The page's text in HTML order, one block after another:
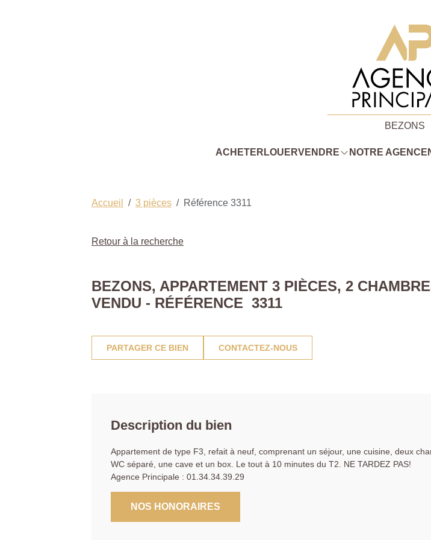
BEZONS
ACHETER LOUERVENDRE NOTRE AGENCE
Accueil 3 pièces Référence 3311
Retour à la recherche
BEZONS, APPARTEMENT 3 PIÈCES, 2
VENDU - RÉFÉRENCE 3311
PARTAGER CE BIEN CONTACTEZ-NOUS
Description du bien
Appartement de type F3, refait à neuf, comprenant un séjour, une cuisine, deux
WC séparé, une cave et un box. Le tout à 10 minutes du T2. NE TARDEZ PAS!
Agence Principale : 01.34.34.39.29
NOS HONORAIRES